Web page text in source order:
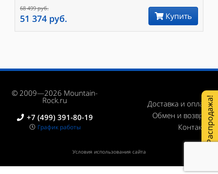
68 499 руб.
51 374 руб. Купить
© 2009—2026 Mountain-
Rock.ru
+7 (499) 391-80-19
График работы
Доставка и оплата
Обмен и возврат
Контакты
Условия использования сайта
Распродажа!